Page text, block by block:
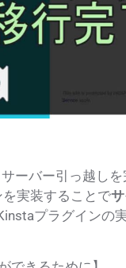
ーバー引っ越しを
実装することで
プラグインの